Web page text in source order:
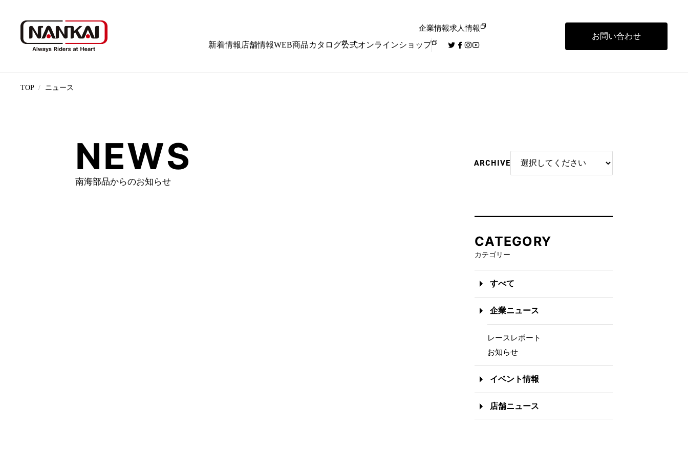
企業情報求人情報
新着情報 店舗情報WEB商品カタログ公式オンラインショップ
お問い合わせ
TOP ニュース
NEWS
南海部品からのお知らせ
ARCHIVE
CATEGORY
カテゴリー
すべて
企業ニュース
レースレポート
お知らせ
イベント情報
店舗ニュース